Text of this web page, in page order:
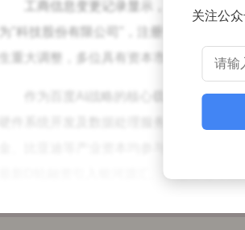
工商信息变更记录显示，昆仑芯于
为"科技股份有限公司"，注册资本从2128
生重大调整，多位具有资本市场经验的人
作为百度AI战略的核心载体，昆仑芯
最新D轮融资引入银河源汇、信达香港等战
财务数据显示，昆仑芯正处于高速成
关注公